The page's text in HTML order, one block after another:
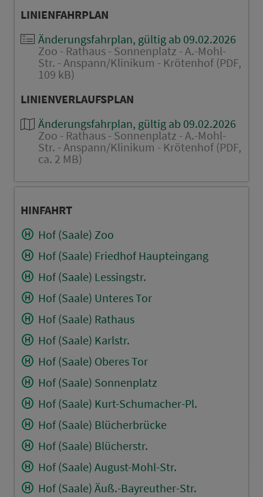
LINIENFAHRPLAN
Änderungsfahrplan, gültig ab 09.02.2026
Zoo - Rathaus - Sonnenplatz - A.-Mohl-
Str. - Anspann/Klinikum - Krötenhof (PDF,
109 kB)
LINIENVERLAUFSPLAN
Änderungsfahrplan, gültig ab 09.02.2026
Zoo - Rathaus - Sonnenplatz - A.-Mohl-
Str. - Anspann/Klinikum - Krötenhof (PDF,
ca. 2 MB)
HINFAHRT
Hof (Saale) Zoo
Hof (Saale) Friedhof Haupteingang
Hof (Saale) Lessingstr.
Hof (Saale) Unteres Tor
Hof (Saale) Rathaus
Hof (Saale) Karlstr.
Hof (Saale) Oberes Tor
Hof (Saale) Sonnenplatz
Hof (Saale) Kurt-Schumacher-Pl.
Hof (Saale) Blücherbrücke
Hof (Saale) Blücherstr.
Hof (Saale) August-Mohl-Str.
Hof (Saale) Äuß.-Bayreuther-Str.